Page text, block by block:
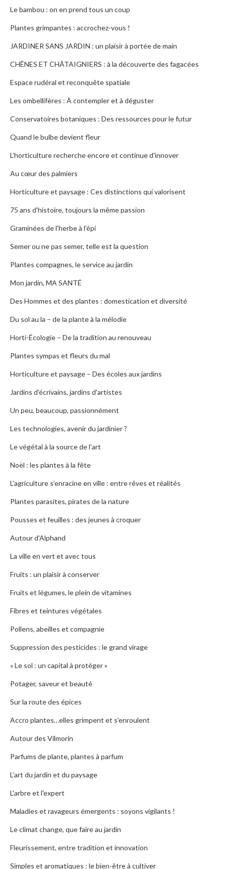
Le bambou : on en prend tous un coup
Plantes grimpantes : accrochez-vous !
JARDINER SANS JARDIN : un plaisir à portée de main
CHÊNES ET CHÂTAIGNIERS : à la découverte des fagacées
Espace rudéral et reconquête spatiale
Les ombellifères : À contempler et à déguster
Conservatoires botaniques : Des ressources pour le futur
Quand le bulbe devient fleur
L’horticulture recherche encore et continue d'innover
Au cœur des palmiers
Horticulture et paysage : Ces distinctions qui valorisent
75 ans d'histoire, toujours la même passion
Graminées de l'herbe à l'épi
Semer ou ne pas semer, telle est la question
Plantes compagnes, le service au jardin
Mon jardin, MA SANTÉ
Des Hommes et des plantes : domestication et diversité
Du sol au la – de la plante à la mélodie
Horti-Écologie – De la tradition au renouveau
Plantes sympas et fleurs du mal
Horticulture et paysage – Des écoles aux jardins
Jardins d'écrivains, jardins d'artistes
Un peu, beaucoup, passionnément
Les technologies, avenir du jardinier ?
Le végétal à la source de l'art
Noël : les plantes à la fête
L’agriculture s’enracine en ville : entre rêves et réalités
Plantes parasites, pirates de la nature
Pousses et feuilles : des jeunes à croquer
Autour d'Alphand
La ville en vert et avec tous
Fruits : un plaisir à conserver
Fruits et légumes, le plein de vitamines
Fibres et teintures végétales
Pollens, abeilles et compagnie
Suppression des pesticides : le grand virage
« Le sol : un capital à protéger »
Potager, saveur et beauté
Sur la route des épices
Accro plantes…elles grimpent et s’enroulent
Autour des Vilmorin
Parfums de plante, plantes à parfum
L’art du jardin et du paysage
L'arbre et l'expert
Maladies et ravageurs émergents : soyons vigilants !
Le climat change, que faire au jardin
Fleurissement, entre tradition et innovation
Simples et aromatiques : le bien-être à cultiver